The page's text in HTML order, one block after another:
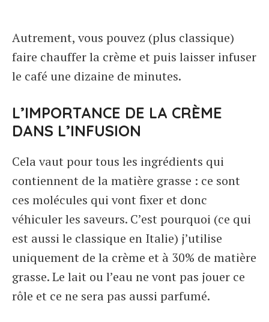
Autrement, vous pouvez (plus classique)
faire chauffer la crème et puis laisser infuser
le café une dizaine de minutes.
L’IMPORTANCE DE LA CRÈME
DANS L’INFUSION
Cela vaut pour tous les ingrédients qui
contiennent de la matière grasse : ce sont
ces molécules qui vont fixer et donc
véhiculer les saveurs. C’est pourquoi (ce qui
est aussi le classique en Italie) j’utilise
uniquement de la crème et à 30% de matière
grasse. Le lait ou l’eau ne vont pas jouer ce
rôle et ce ne sera pas aussi parfumé.